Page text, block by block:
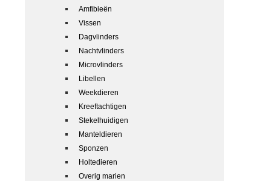
Amfibieën
Vissen
Dagvlinders
Nachtvlinders
Microvlinders
Libellen
Weekdieren
Kreeftachtigen
Stekelhuidigen
Manteldieren
Sponzen
Holtedieren
Overig marien